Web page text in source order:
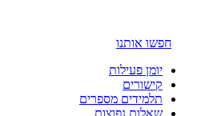
חפשו אותנו
יומן פעילות
קישורים
תלמידים מספרים